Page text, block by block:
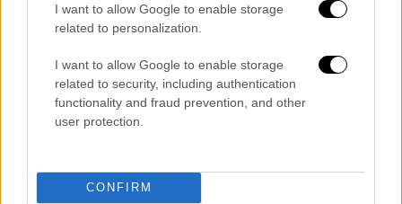
I want to allow Google to enable storage
related to personalization.
I want to allow Google to enable storage
related to security, including authentication
functionality and fraud prevention, and other
user protection.
CONFIRM
Πολιτισμός|11.06.2025 21:47
«Πόρτες της Θεσσαλονίκης»: Μια
φωτογραφική διαδρομή στην ιστορία,
την αύρα και την ατμόσφαιρα της
«Νύμφης του Θερμαϊκού» από την
Ελληνοαμερικανίδα δημοσιογράφο
Έκθεση φωτογραφίες στη Θεσσαλονίκη